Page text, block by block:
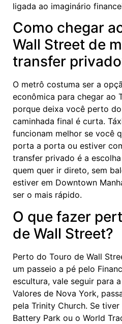
ligada ao imaginário
Como chegar
Wall Street de
transfer
O metrô costuma ser a
econômica para chegar ao
porque deixa você perto
caminhada final é curta.
funcionam melhor se você
porta a porta ou estiver
transfer privado é a
quem quer ir direto, sem
estiver em Downtown
ser o mais rápido.
O que fazer
de Wall Street?
Perto do Touro de Wall
um passeio a pé pelo
escultura, vale seguir para
Valores de Nova York,
pela Trinity Church. Se
Battery Park ou o World